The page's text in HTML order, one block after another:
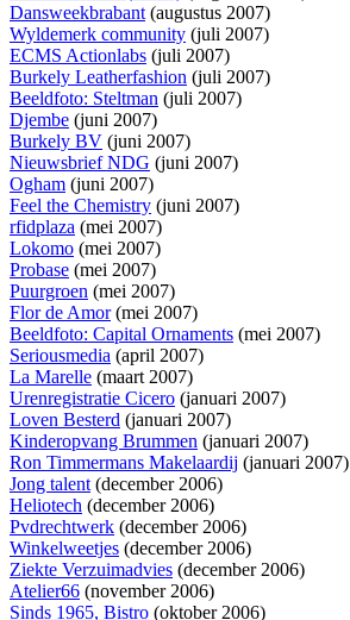
Dansweekbrabant(augustus 2007)
Wyldemerk community (juli 2007)
ECMS Actionlabs (juli 2007)
Burkely Leatherfashion (juli 2007)
Beeldfoto: Steltman (juli 2007)
Djembe (juni 2007)
Burkely BV (juni 2007)
Nieuwsbrief NDG (juni 2007)
Ogham (juni 2007)
Feel the Chemistry (juni 2007)
rfidplaza (mei 2007)
Lokomo (mei 2007)
Probase (mei 2007)
Puurgroen (mei 2007)
Flor de Amor(mei 2007)
Beeldfoto: Capital Ornaments (mei 2007)
Seriousmedia (april 2007)
La Marelle (maart 2007)
Urenregistratie Cicero (januari 2007)
Loven Besterd (januari 2007)
Kinderopvang Brummen (januari 2007)
Ron Timmermans Makelaardij (januari 2007)
Jong talent(december 2006)
Heliotech (december 2006)
Pvdrechtwerk (december 2006)
Winkelweetjes (december 2006)
Ziekte Verzuimadvies (december 2006)
Atelier66 (november 2006)
Sinds 1965, Bistro (oktober 2006)